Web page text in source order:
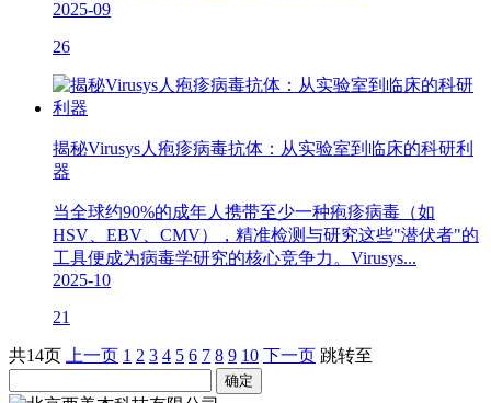
2025-09
26
揭秘Virusys人疱疹病毒抗体：从实验室到临床的科研利
器
当全球约90%的成年人携带至少一种疱疹病毒（如
HSV、EBV、CMV），精准检测与研究这些"潜伏者"的
工具便成为病毒学研究的核心竞争力。Virusys...
2025-10
21
共14页 上一页 1 2 3 4 5 6 7 8 9 10 下一页 跳转至